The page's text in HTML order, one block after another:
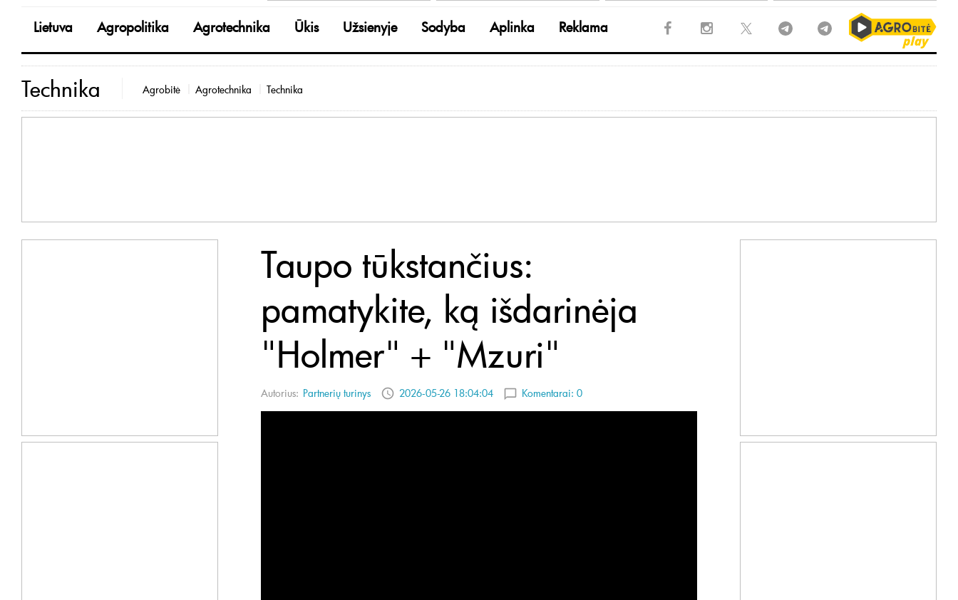
Lietuva Agropolitika Agrotechnika Ūkis Užsienyje Sodyba Aplinka Reklama
Technika Agrobitė Agrotechnika Technika
Taupo tūkstančius:
pamatykite, ką išdarinėja
"Holmer" + "Mzuri"
Autorius: Partnerių turinys 2026-05-26 18:04:04 Komentarai: 0